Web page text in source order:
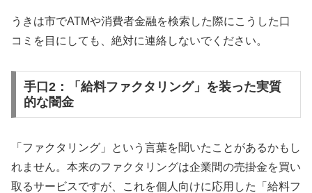
うきは市でATMや消費者金融を検索した際にこうした口
コミを目にしても、絶対に連絡しないでください。
手口2：「給料ファクタリング」を装った実質
的な闇金
「ファクタリング」という言葉を聞いたことがあるかもし
れません。本来のファクタリングは企業間の売掛金を買い
取るサービスですが、これを個人向けに応用した「給料フ